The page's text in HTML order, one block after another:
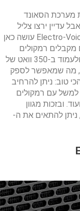
מערכת הסאונד
עדיין ירצו צליל
משכנע ומספיק כוח. ואין ספק שה-Electro-Voice EKX-12 עושה כאן
רמקולים
שיכולים לספק עד 1,400 וואט הספק מרשים ולעמוד ב-350 וואט של
עומס קבוע, וגם מספקים SPL של עד 131dB, מה שמאפשר לספק
טוב: ניתן להרחיב
עם רמקולים
ובזכות מגוון
ניתן להתאים את ה-